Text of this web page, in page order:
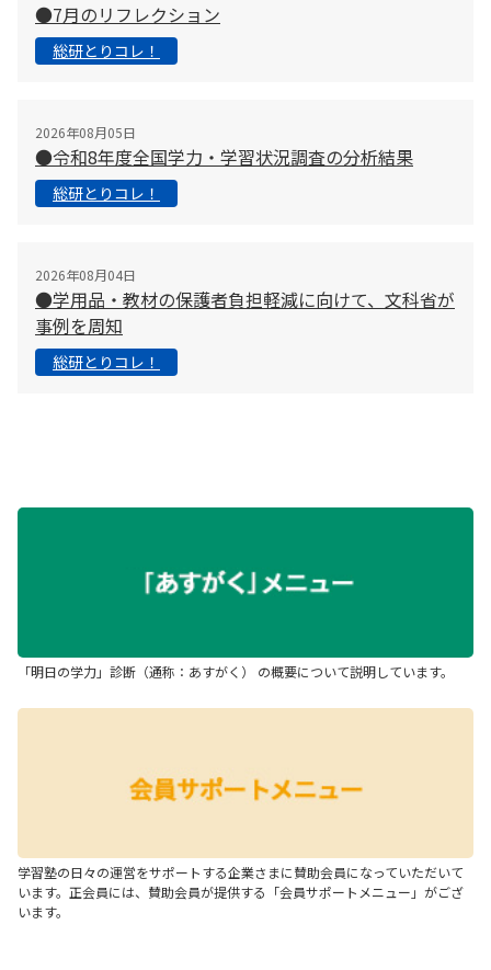
●7月のリフレクション
総研とりコレ！
2026年08月05日
●令和8年度全国学力・学習状況調査の分析結果
総研とりコレ！
2026年08月04日
●学用品・教材の保護者負担軽減に向けて、文科省が
事例を周知
総研とりコレ！
「明日の学力」診断（通称：あすがく） の概要について説明しています。
学習塾の日々の運営をサポートする企業さまに賛助会員になっていただいて
います。正会員には、賛助会員が提供する「会員サポートメニュー」がござ
います。